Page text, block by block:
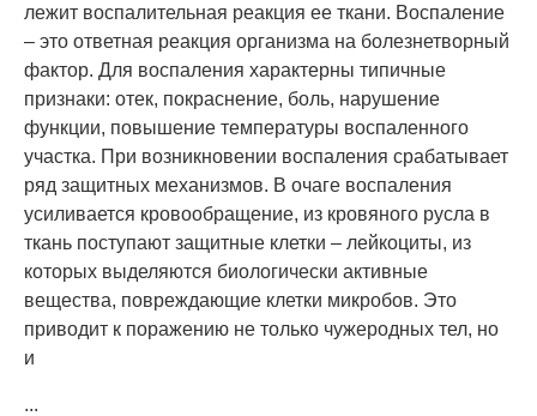
лежит воспалительная реакция ее ткани. Воспаление
– это ответная реакция организма на болезнетворный
фактор. Для воспаления характерны типичные
признаки: отек, покраснение, боль, нарушение
функции, повышение температуры воспаленного
участка. При возникновении воспаления срабатывает
ряд защитных механизмов. В очаге воспаления
усиливается кровообращение, из кровяного русла в
ткань поступают защитные клетки – лейкоциты, из
которых выделяются биологически активные
вещества, повреждающие клетки микробов. Это
приводит к поражению не только чужеродных тел, но
и
...